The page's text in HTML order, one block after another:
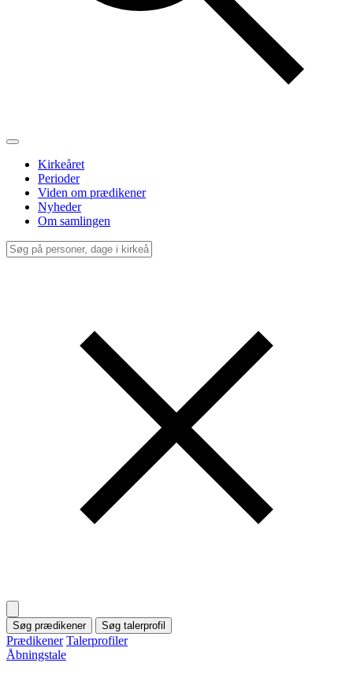
Kirkeåret
Perioder
Viden om prædikener
Nyheder
Om samlingen
Søg prædikener Søg talerprofil
Prædikener Talerprofiler
Åbningstale